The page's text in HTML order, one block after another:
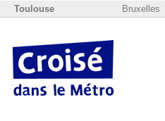
Toulouse Bruxelles